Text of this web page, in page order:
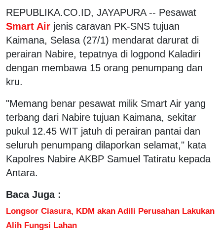
REPUBLIKA.CO.ID, JAYAPURA -- Pesawat
Smart Air jenis caravan PK-SNS tujuan
Kaimana, Selasa (27/1) mendarat darurat di
perairan Nabire, tepatnya di logpond Kaladiri
dengan membawa 15 orang penumpang dan
kru.
"Memang benar pesawat milik Smart Air yang
terbang dari Nabire tujuan Kaimana, sekitar
pukul 12.45 WIT jatuh di perairan pantai dan
seluruh penumpang dilaporkan selamat," kata
Kapolres Nabire AKBP Samuel Tatiratu kepada
Antara.
Baca Juga :
Longsor Ciasura, KDM akan Adili Perusahan Lakukan
Alih Fungsi Lahan